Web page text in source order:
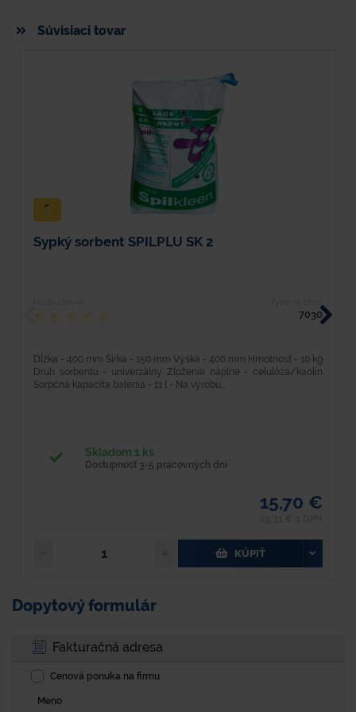
Súvisiaci tovar
Sypký sorbent SPILPLU SK 2
7030
Dĺžka - 400 mm Šírka - 150 mm Výška - 400 mm Hmotnosť - 10 kg
Druh sorbentu - univerzálny Zloženie náplne - celulóza/kaolin
Sorpčná kapacita balenia - 11 l - Na výrobu...
Skladom 1 ks
Dostupnosť 3-5 pracovných dní
15,70 €
KÚPIŤ
Dopytový formulár
Fakturačná adresa
Cenová ponuka na firmu
Meno